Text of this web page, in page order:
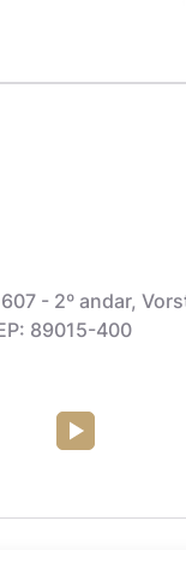
- 2º andar,
89015-400